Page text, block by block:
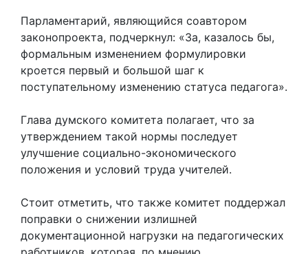
Парламентарий, являющийся соавтором
законопроекта, подчеркнул: «За, казалось бы,
формальным изменением формулировки
кроется первый и большой шаг к
поступательному изменению статуса педагога».
Глава думского комитета полагает, что за
утверждением такой нормы последует
улучшение социально-экономического
положения и условий труда учителей.
Стоит отметить, что также комитет поддержал
поправки о снижении излишней
документационной нагрузки на педагогических